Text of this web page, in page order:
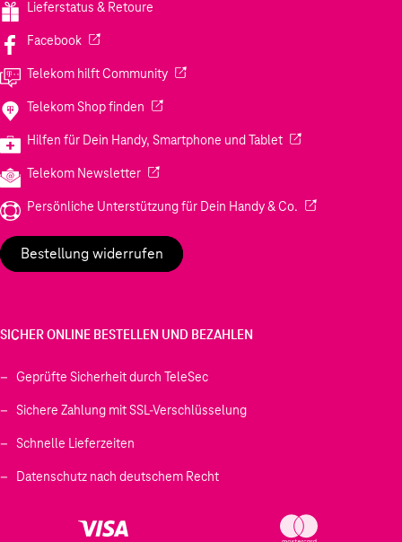
Lieferstatus & Retoure
Facebook(Wird in einem neuen Tab geöffnet)
Telekom hilft Community(Wird in einem neuen Tab geöffnet)
Telekom Shop finden (Wird in einem neuen Tab geöffnet)
Hilfen für Dein Handy, Smartphone und Tablet(Wird in einem
Telekom Newsletter(Wird in einem neuen Tab geöffnet)
Persönliche Unterstützung für Dein Handy & Co. (Wird in einem
Bestellung widerrufen
SICHER ONLINE BESTELLEN UND BEZAHLEN
Geprüfte Sicherheit durch TeleSec
Sichere Zahlung mit SSL-Verschlüsselung
Schnelle Lieferzeiten
Datenschutz nach deutschem Recht